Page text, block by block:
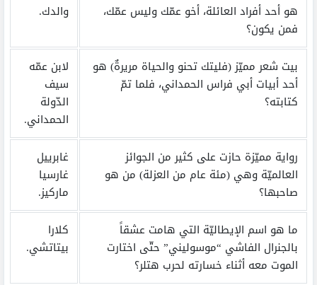
هو أحد أفراد العائلة، أخو عمّك وليس عمّك،
فمن يكون؟
والدك.
بيت شعر مميّز (فليتك تحنو والحياة مريرةٌ) هو
أحد أبيات أبي فراس الحمداني، فلما تمّ
كتابته؟
لابن عمّه
سيف
الدّولة
الحمداني.
رواية مميّزة حازت على كثير من الجوائز
العالميّة وهي (مئة عام من العزلة) من هو
صاحبها؟
غابرييل
غارسيا
ماركيز.
ما هو اسم الإيطاليّة التي هامت عشقاً
بالجنرال الفاشي “موسوليني” حتّى اختارت
الموت معه أثناء خسارته لحرب هتلر؟
كلارا
بيتاتشي.